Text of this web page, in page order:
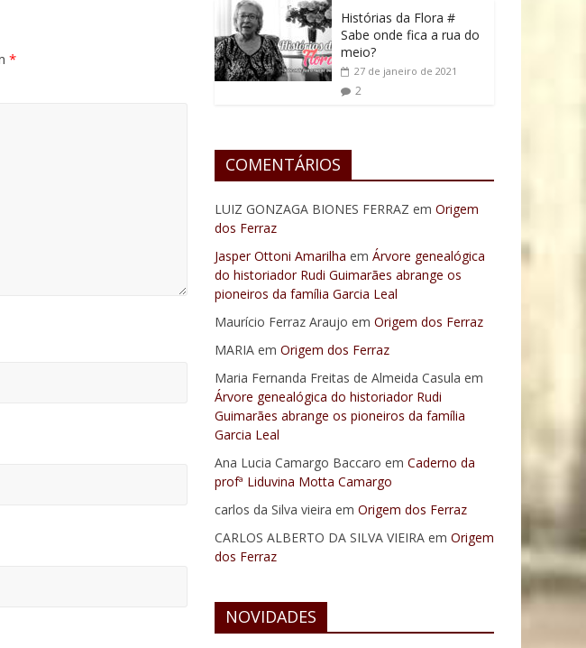
*
Histórias da Flora #
Sabe onde fica a rua do
meio?
27 de janeiro de 2021
2
COMENTÁRIOS
LUIZ GONZAGA BIONES FERRAZ em Origem
dos Ferraz
Jasper Ottoni Amarilha em Árvore genealógica
do historiador Rudi Guimarães abrange os
pioneiros da família Garcia Leal
Maurício Ferraz Araujo em Origem dos Ferraz
MARIA em Origem dos Ferraz
Maria Fernanda Freitas de Almeida Casula em
Árvore genealógica do historiador Rudi
Guimarães abrange os pioneiros da família
Garcia Leal
Ana Lucia Camargo Baccaro em Caderno da
profª Liduvina Motta Camargo
carlos da Silva vieira em Origem dos Ferraz
CARLOS ALBERTO DA SILVA VIEIRA em Origem
dos Ferraz
NOVIDADES